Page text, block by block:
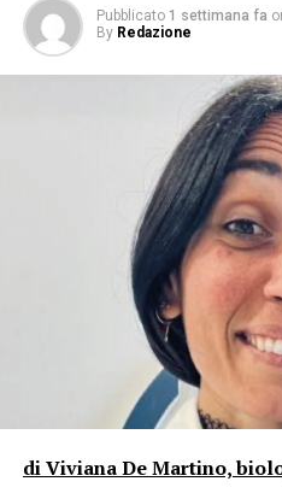
Pubblicato 1 settimana fa
By Redazione
di Viviana De Martino,